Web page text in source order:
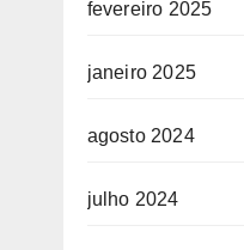
fevereiro 2025
janeiro 2025
agosto 2024
julho 2024